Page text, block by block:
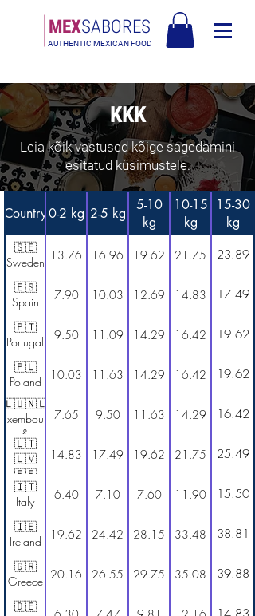
MEXSABORES
AUTHENTIC MEXICAN FOOD
KKK
Leia kõik vastused kõige sagedamini
esitatud küsimustele.
Country 0-2 kg 2-5 kg
5-10
kg
10-15
kg
15-30
kg
🇸🇪
Sweden 13.76 16.96 19.62 21.75 23.89
🇪🇸
Spain
7.90 10.03 12.69 14.83 17.49
🇵🇹
Portugal
9.50 11.09 14.29 16.42 19.62
🇵🇱
Poland
10.03 11.63 14.29 16.42 19.62
🇱🇺🇳🇱
&
7.65 9.50 11.63 14.29 16.42
🇱🇹
🇱🇻
🇪🇪
Lithuania,
Latvia &
Estonia
14.83 17.49 19.62 21.75 25.49
🇮🇹
Italy
6.40 7.10 7.60 11.90 15.50
🇮🇪
Ireland
19.62 24.42 28.15 33.48 38.81
🇬🇷
Greece 20.16 26.55 29.75 35.08 39.88
🇩🇪